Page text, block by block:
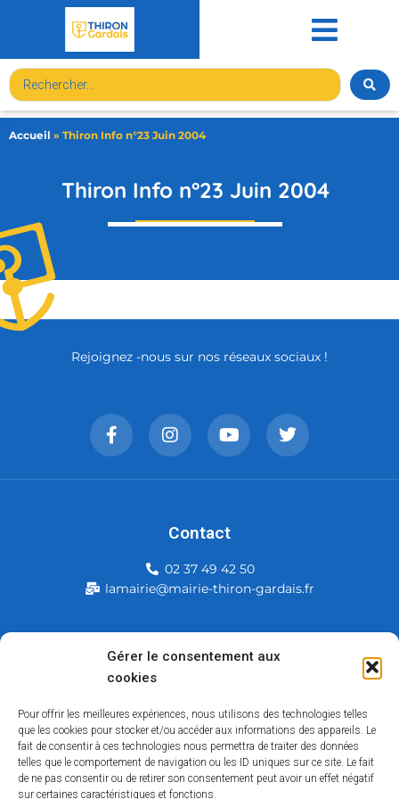
Gérer le consentement aux
cookies
Pour offrir les meilleures expériences, nous utilisons des technologies telles
que les cookies pour stocker et/ou accéder aux informations des appareils. Le
fait de consentir à ces technologies nous permettra de traiter des données
telles que le comportement de navigation ou les ID uniques sur ce site. Le fait
de ne pas consentir ou de retirer son consentement peut avoir un effet négatif
sur certaines caractéristiques et fonctions.
Accueil » Thiron Info n°23 Juin 2004
Thiron Info n°23 Juin 2004
Mairie de Thiron-Gardais
28480 Thiron-Gardais
Rejoignez -nous sur nos réseaux sociaux !
Contact
02 37 49 42 50
lamairie@mairie-thiron-gardais.fr